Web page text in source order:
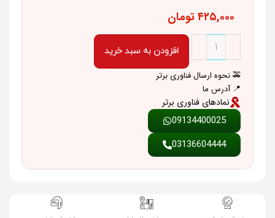
۴۲۵,۰۰۰تومان
افزودن به سبد خرید
🚕 نحوه ارسال فناوری برتر
📍 آدرس ما
نمادهای فناوری برتر
09134400025
03136604444